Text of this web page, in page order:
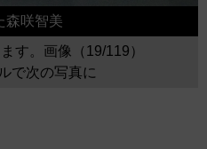
森咲智美
す。画像（19/119）
で次の写真に